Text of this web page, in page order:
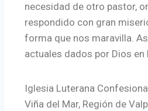
necesidad de otro pastor,
respondido con gran
forma que nos maravilla.
actuales dados por Dios en
Iglesia Luterana
Viña del Mar, Región de